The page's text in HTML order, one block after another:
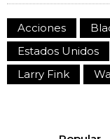
Acciones
Estados Unidos
Larry Fink